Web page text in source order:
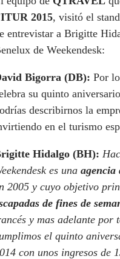
2015, visitó el
entrevistar a Brigitte
de Weekendesk:
Bigorra (DB): Por
su quinto
describirnos la
en el turismo
Hidalgo (BH):
es una agencia
2005 y cuyo objetivo
de fines de
y mas adelante por
el quinto
con unos ingresos de